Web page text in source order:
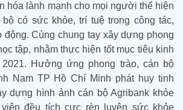
hóa lành mạnh cho mọi người thể hiện
có sức khỏe, trí tuệ trong công tác,
động. Cùng chung tay xây dựng phong
tập, nhằm thực hiện tốt mục tiêu kinh
Hưởng ứng phong trào, cán bộ
Nam TP Hồ Chí Minh phát huy tinh
dựng hình ảnh cán bộ Agribank khỏe
viên đều tích cực rèn luyện sức khỏe